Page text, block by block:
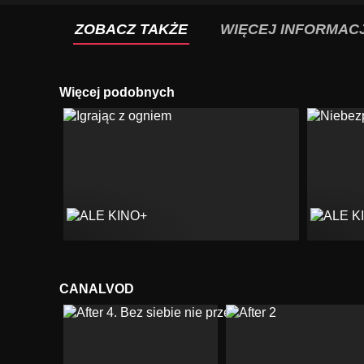
ZOBACZ TAKŻE WIĘCEJ
Więcej podobnych
CANALVOD